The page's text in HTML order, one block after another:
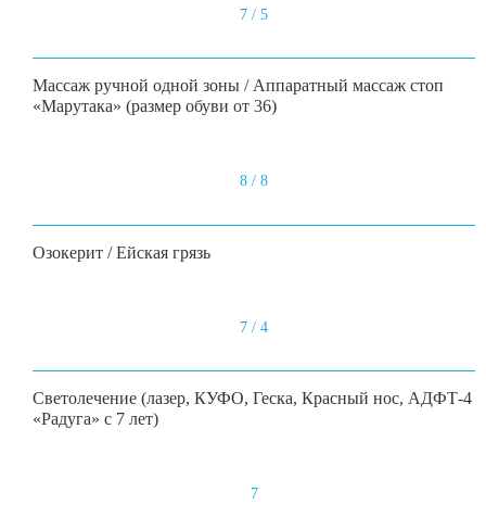
7 / 5
Массаж ручной одной зоны / Аппаратный массаж стоп
«Марутака» (размер обуви от 36)
8 / 8
Озокерит / Ейская грязь
7 / 4
Светолечение (лазер, КУФО, Геска, Красный нос, АДФТ-4
«Радуга» с 7 лет)
7